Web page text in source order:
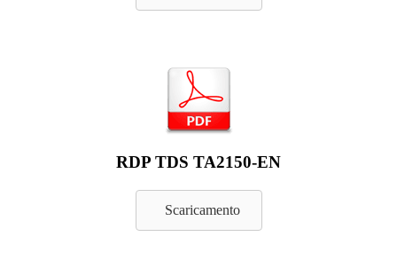
RDP TDS TA2150-EN
Scaricamento